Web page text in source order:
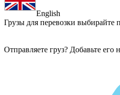
English
Грузы для перевозки выбирайте
Отправляете груз? Добавьте его